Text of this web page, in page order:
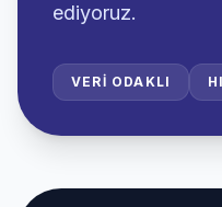
ediyoruz.
VERI ODAKLI